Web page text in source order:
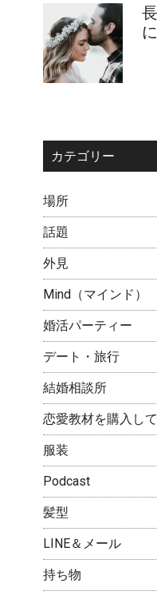
カテゴリー
場所
話題
外見
Mind（マインド）
婚活パーティー
デート・旅行
結婚相談所
恋愛教材を購入し
服装
Podcast
髪型
LINE＆メール
持ち物